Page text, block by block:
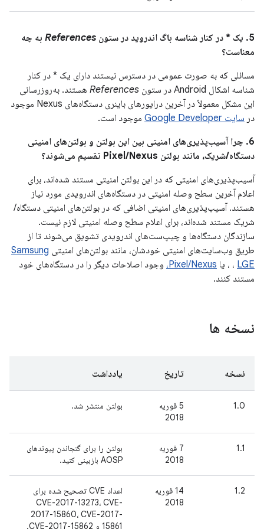
5. یک * در کنار شناسه باگ اندروید در ستون References به چه
معناست؟
مسائلی که به صورت عمومی در دسترس نیستند دارای یک * در کنار
شناسه اشکال Android در ستون
References هستند. به‌روزرسانی
این مشکل معمولاً در آخرین درایورهای باینری دستگاه‌های Nexus موجود
در سایت Google Developer
موجود است.
6. چرا آسیب‌پذیری‌های امنیتی بین این بولتن و بولتن‌های امنیتی
دستگاه/شریک، مانند بولتن Pixel/Nexus تقسیم می‌شوند؟
آسیب‌پذیری‌های امنیتی که در این بولتن امنیتی مستند شده‌اند، برای
اعلام آخرین سطح وصله امنیتی در دستگاه‌های اندرویدی مورد نیاز
هستند. آسیب‌پذیری‌های امنیتی اضافی که در بولتن‌های امنیتی دستگاه/
شریک مستند شده‌اند، برای اعلام سطح وصله امنیتی لازم نیست.
سازندگان دستگاه‌ها و چیپ‌ست‌های اندرویدی تشویق می‌شوند تا از
طریق وب‌سایت‌های امنیتی خودشان، مانند بولتن‌های امنیتی Samsung
، LGE ، یا Pixel/Nexus، وجود اصلاحات دیگر را در دستگاه‌های خود
مستند کنند.
نسخه ها
نسخه تاریخ یادداشت
1.0
5 فوریه
2018
بولتن منتشر شد.
1.1
7 فوریه
2018
بولتن را برای گنجاندن پیوندهای
AOSP بازبینی کنید.
1.2
14 فوریه
2018
اعداد CVE تصحیح شده برای
CVE-2017-13273، CVE-
2017-15860، CVE-2017-
15861 و CVE-2017-15862.